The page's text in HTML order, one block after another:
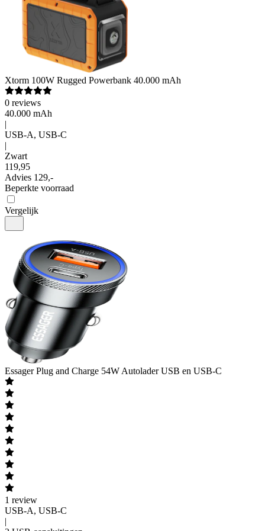
Xtorm 100W Rugged Powerbank 40.000 mAh
0 reviews
40.000 mAh
|
USB-A, USB-C
|
Zwart
119,95
Advies 129,-
Beperkte voorraad
Vergelijk
Essager Plug and Charge 54W Autolader USB en USB-C
1 review
USB-A, USB-C
|